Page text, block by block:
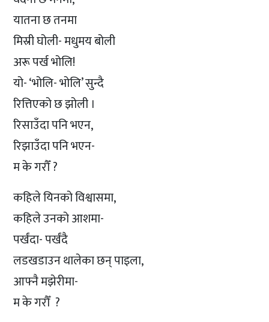
यातना छ तनमा
मिस्री घोली- मधुमय बोली
अरू पर्ख भोलि!
यो- ‘भोलि- भोलि’ सुन्दै
रित्तिएको छ झोली ।
रिसाउँदा पनि भएन,
रिझाउँदा पनि भएन-
म के गरौँ ?
कहिले यिनको विश्वासमा,
कहिले उनको आशमा-
पर्खंदा- पर्खंदै
लडखडाउन थालेका छन् पाइला,
आफ्नै मझेरीमा-
म के गरौँ ?